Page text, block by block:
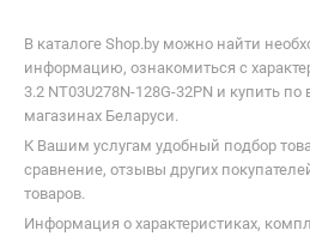
В каталоге Shop.by можно найти
информацию, ознакомиться с
3.2 NT03U278N-128G-32PN и купить
магазинах Беларуси.
К Вашим услугам удобный подбор
сравнение, отзывы других
товаров.
Информация о характеристиках,